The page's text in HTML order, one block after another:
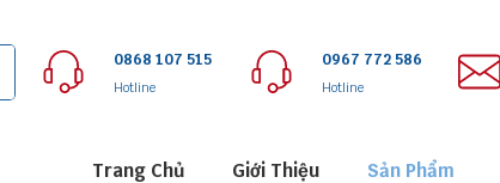
0868 107 515
Hotline
0967 772 586
Hotline
Trang Chủ Giới Thiệu Sản Phẩm